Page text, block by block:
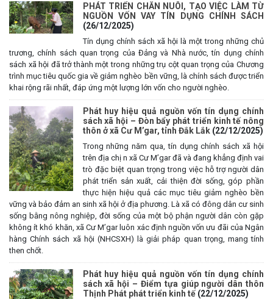
PHÁT TRIỂN CHĂN NUÔI, TẠO VIỆC LÀM TỪ
NGUỒN VỐN VAY TÍN DỤNG CHÍNH SÁCH
(26/12/2025)
Tín dụng chính sách xã hội là một trong những chủ
trương, chính sách quan trọng của Đảng và Nhà nước, tín dụng chính
sách xã hội đã trở thành một trong những trụ cột quan trọng của Chương
trình mục tiêu quốc gia về giảm nghèo bền vững, là chính sách được triển
khai rộng rãi nhất, đáp ứng một lượng lớn vốn cho người nghèo.
Phát huy hiệu quả nguồn vốn tín dụng chính
sách xã hội – Đòn bẩy phát triển kinh tế nông
thôn ở xã Cư M’gar, tỉnh Đắk Lắk (22/12/2025)
Trong những năm qua, tín dụng chính sách xã hội
trên địa chị n xã Cư M’gar đã và đang khẳng định vai
trò đặc biệt quan trọng trong việc hỗ trợ người dân
phát triển sản xuất, cải thiện đời sống, góp phần
thực hiện hiệu quả các mục tiêu giảm nghèo bền
vững và bảo đảm an sinh xã hội ở địa phương. Là xã có đông dân cư sinh
sống bằng nông nghiệp, đời sống của một bộ phận người dân còn gặp
không ít khó khăn, xã Cư M’gar luôn xác định nguồn vốn ưu đãi của Ngân
hàng Chính sách xã hội (NHCSXH) là giải pháp quan trọng, mang tính
then chốt.
Phát huy hiệu quả nguồn vốn tín dụng chính
sách xã hội – Điểm tựa giúp người dân thôn
Thịnh Phát phát triển kinh tế (22/12/2025)